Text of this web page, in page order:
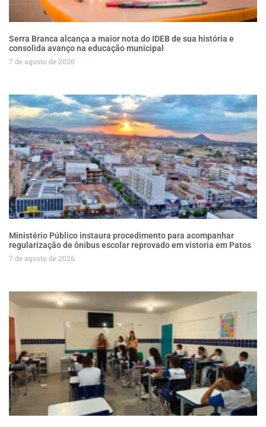
Serra Branca alcança a maior nota do IDEB de sua história e
consolida avanço na educação municipal
7 de agosto de 2026
Ministério Público instaura procedimento para acompanhar
regularização de ônibus escolar reprovado em vistoria em Patos
7 de agosto de 2026